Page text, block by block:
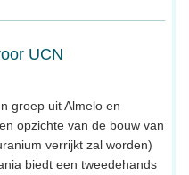
UCN
groep uit Almelo en
opzichte van de bouw van
verrijkt zal worden)
biedt een tweedehands